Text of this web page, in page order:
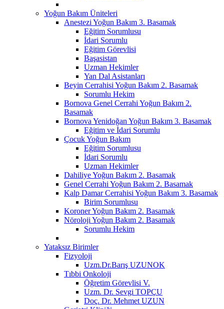
Yoğun Bakım Üniteleri
Anestezi Yoğun Bakım 3. Basamak
Eğitim Sorumlusu
İdari Sorumlu
Eğitim Görevlisi
Başasistan
Uzman Hekimler
Yan Dal Asistanları
Beyin Cerrahisi Yoğun Bakım 2. Basamak
Sorumlu Hekim
Bornova Genel Cerrahi Yoğun Bakım 2.
Basamak
Bornova Yenidoğan Yoğun Bakım 3. Basamak
Eğitim ve İdari Sorumlu
Çocuk Yoğun Bakım
Eğitim Sorumlusu
İdari Sorumlu
Uzman Hekimler
Dahiliye Yoğun Bakım 2. Basamak
Genel Cerrahi Yoğun Bakım 2. Basamak
Kalp Damar Cerrahisi Yoğun Bakım 3. Basamak
Birim Sorumlusu
Koroner Yoğun Bakım 2. Basamak
Nöroloji Yoğun Bakım 2. Basamak
Sorumlu Hekim
Yataksız Birimler
Fizyoloji
Uzm.Dr.Barış UZUNOK
Tıbbi Onkoloji
Öğretim Görevlisi V.
Uzm. Dr. Sevgi TOPÇU
Doç. Dr. Mehmet UZUN